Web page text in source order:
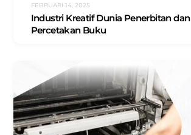
FEBRUARI 14, 2025
Industri Kreatif Dunia Penerbitan dan
Percetakan Buku